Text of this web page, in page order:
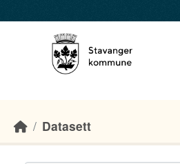
Datasett